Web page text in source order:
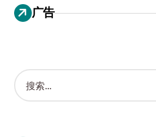
广告
搜
索
：